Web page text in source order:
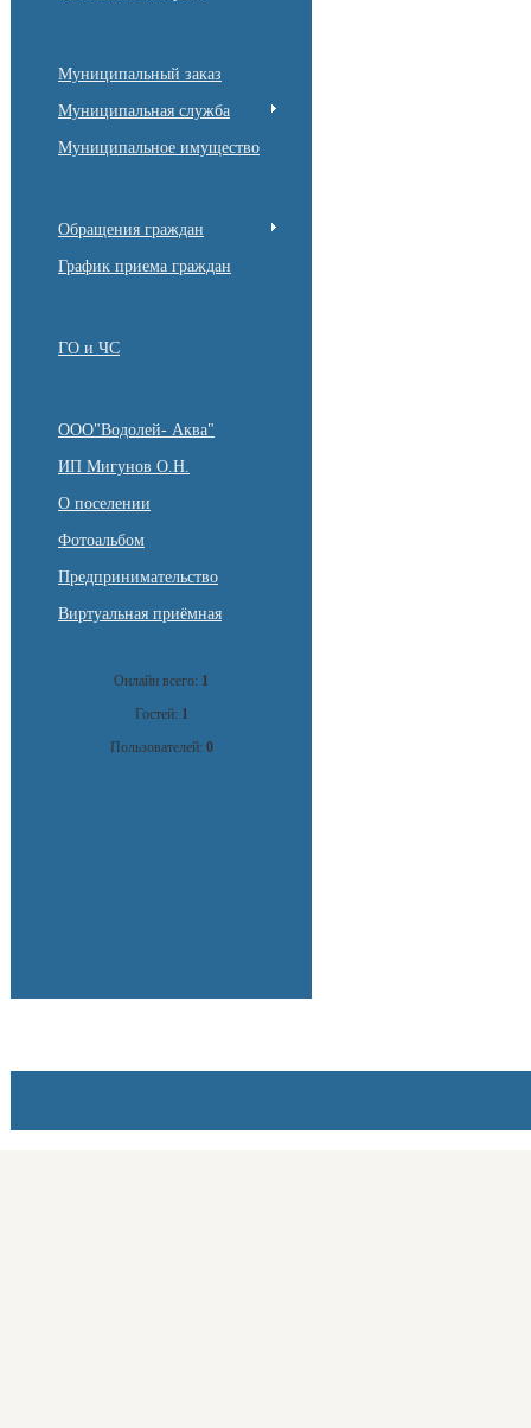
Муниципальный заказ
Муниципальная служба
Муниципальное имущество
Обращения граждан
График приема граждан
ГО и ЧС
ООО"Водолей- Аква"
ИП Мигунов О.Н.
О поселении
Фотоальбом
Предпринимательство
Виртуальная приёмная
Онлайн всего: 1
Гостей: 1
Пользователей: 0